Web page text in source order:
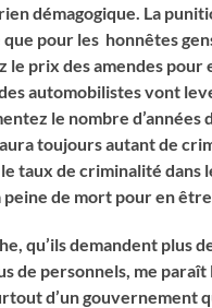
démagogique. La
que pour les honnêtes
le prix des amendes pour
automobilistes vont
le nombre d’années
toujours autant de
taux de criminalité dans
peine de mort pour en
qu’ils demandent plus
de personnels, me paraît
d’un gouvernement